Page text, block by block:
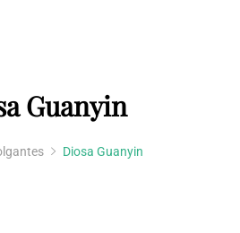
Guanyin
Diosa Guanyin